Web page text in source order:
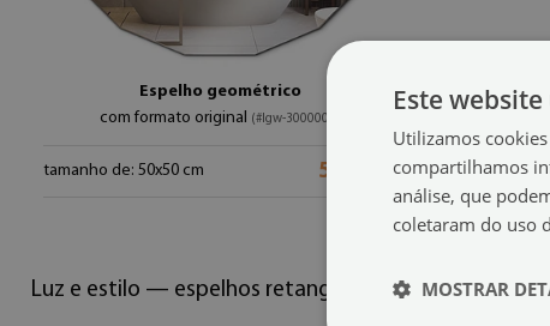
Espelho geométrico
com formato original (#lgw-3000000)
tamanho de: 50x50 cm 54.99 €
Luz e estilo — espelhos retangulares com iluminação
Este
Utilizamos
compartilhamos
análise, que
coletaram do uso
MOSTRAR